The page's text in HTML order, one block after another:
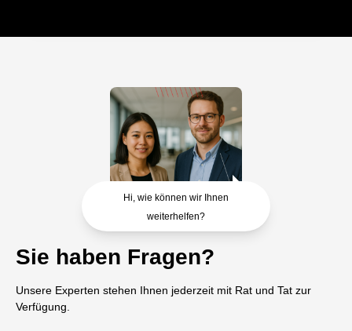
Hi, wie können wir Ihnen
weiterhelfen?
Sie haben Fragen?
Unsere Experten stehen Ihnen jederzeit mit Rat und Tat zur
Verfügung.